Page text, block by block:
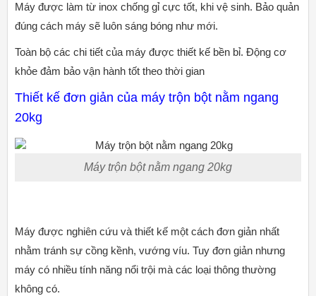
Máy được làm từ inox chống gỉ cực tốt, khi vệ sinh. Bảo quản
đúng cách máy sẽ luôn sáng bóng như mới.
Toàn bộ các chi tiết của máy được thiết kế bền bỉ. Động cơ
khỏe đảm bảo vận hành tốt theo thời gian
Thiết kế đơn giản của máy trộn bột nằm ngang
20kg
Máy trộn bột nằm ngang 20kg
Máy được nghiên cứu và thiết kế một cách đơn giản nhất
nhằm tránh sự cồng kềnh, vướng víu. Tuy đơn giản nhưng
máy có nhiều tính năng nổi trội mà các loại thông thường
không có.